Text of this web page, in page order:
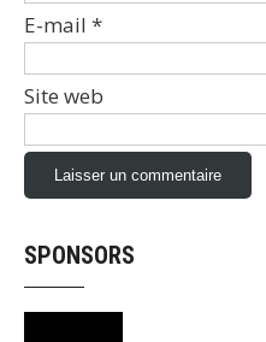
E-mail *
Site web
SPONSORS